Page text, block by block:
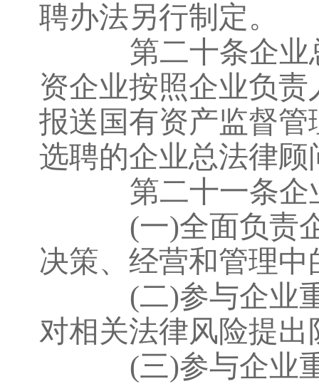
聘办法另行制定。
第二十条企业
资企业按照企业负
报送国有资产监督
选聘的企业总法律
第二十一条企
(一)全面负责
决策、经营和管理
(二)参与企业
对相关法律风险提出
(三)参与企业